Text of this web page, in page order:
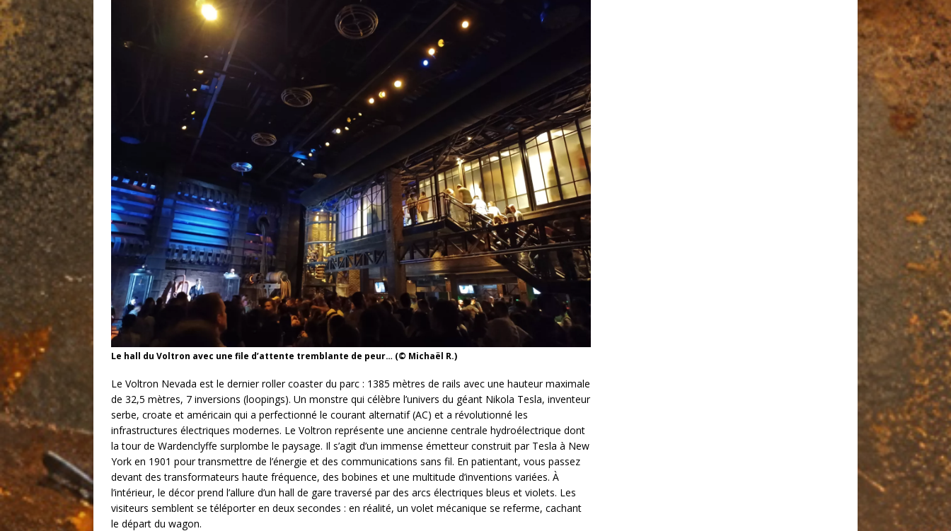
Le hall du Voltron avec une file d’attente tremblante de peur… (© Michaël R.)
Le Voltron Nevada est le dernier roller coaster du parc : 1385 mètres de rails avec une hauteur maximale
de 32,5 mètres, 7 inversions (loopings). Un monstre qui célèbre l’univers du géant Nikola Tesla, inventeur
serbe, croate et américain qui a perfectionné le courant alternatif (AC) et a révolutionné les
infrastructures électriques modernes. Le Voltron représente une ancienne centrale hydroélectrique dont
la tour de Wardenclyffe surplombe le paysage. Il s’agit d’un immense émetteur construit par Tesla à New
York en 1901 pour transmettre de l’énergie et des communications sans fil. En patientant, vous passez
devant des transformateurs haute fréquence, des bobines et une multitude d’inventions variées. À
l’intérieur, le décor prend l’allure d’un hall de gare traversé par des arcs électriques bleus et violets. Les
visiteurs semblent se téléporter en deux secondes : en réalité, un volet mécanique se referme, cachant
le départ du wagon.